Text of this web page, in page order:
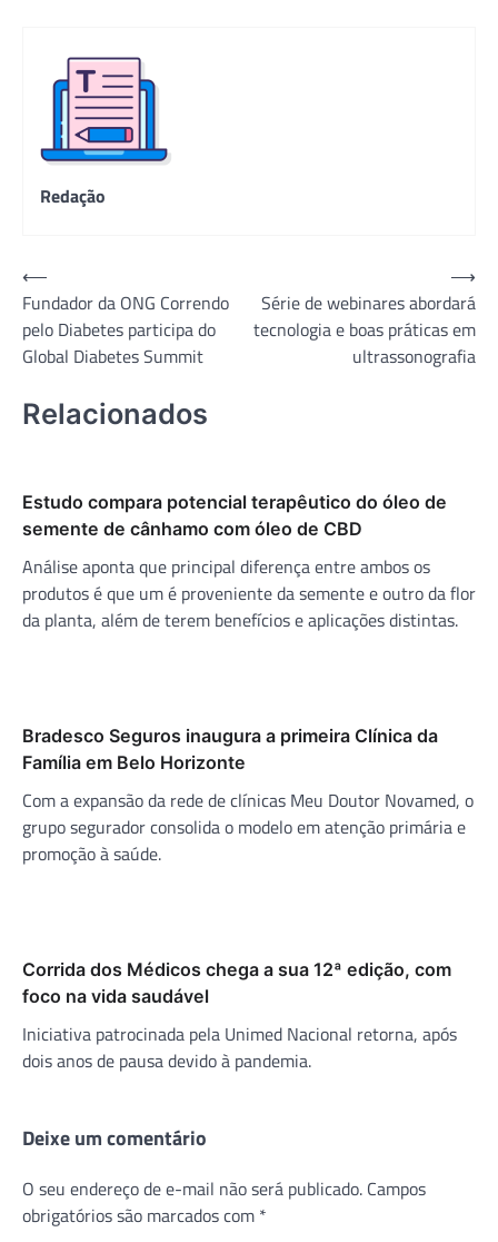
Redação
Navegação
de
Post
⟵
Fundador da ONG Correndo
pelo Diabetes participa do
Global Diabetes Summit
Série de webinares abordará
tecnologia e boas práticas em
ultrassonografia
⟶
Relacionados
Estudo compara potencial terapêutico do óleo de
semente de cânhamo com óleo de CBD
Análise aponta que principal diferença entre ambos os
produtos é que um é proveniente da semente e outro da flor
da planta, além de terem benefícios e aplicações distintas.
Bradesco Seguros inaugura a primeira Clínica da
Família em Belo Horizonte
Com a expansão da rede de clínicas Meu Doutor Novamed, o
grupo segurador consolida o modelo em atenção primária e
promoção à saúde.
Corrida dos Médicos chega a sua 12ª edição, com
foco na vida saudável
Iniciativa patrocinada pela Unimed Nacional retorna, após
dois anos de pausa devido à pandemia.
Deixe um comentário
O seu endereço de e-mail não será publicado. Campos
obrigatórios são marcados com *